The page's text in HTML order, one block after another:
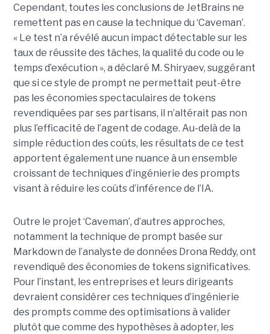
Cependant, toutes les conclusions de JetBrains ne
remettent pas en cause la technique du ‘Caveman’.
« Le test n’a révélé aucun impact détectable sur les
taux de réussite des tâches, la qualité du code ou le
temps d’exécution », a déclaré M. Shiryaev, suggérant
que si ce style de prompt ne permettait peut-être
pas les économies spectaculaires de tokens
revendiquées par ses partisans, il n’altérait pas non
plus l’efficacité de l’agent de codage. Au-delà de la
simple réduction des coûts, les résultats de ce test
apportent également une nuance à un ensemble
croissant de techniques d’ingénierie des prompts
visant à réduire les coûts d’inférence de l’IA.
Outre le projet ‘Caveman’, d’autres approches,
notamment la technique de prompt basée sur
Markdown de l’analyste de données Drona Reddy, ont
revendiqué des économies de tokens significatives.
Pour l’instant, les entreprises et leurs dirigeants
devraient considérer ces techniques d’ingénierie
des prompts comme des optimisations à valider
plutôt que comme des hypothèses à adopter, les